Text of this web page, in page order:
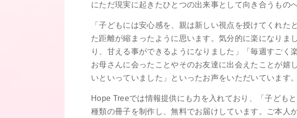
にただ現実に起きたひとつの出来事として向き合うもの
「子どもには安心感を、親は新しい視点を授けてくれた
た距離が縮まったように思います。気分的に楽になりま
り、甘える事ができるようになりました」「毎週すごく
お母さんに会ったことやそのお友達に出会えたことが嬉
いといっていました」といったお声をいただいています。
Hope Treeでは情報提供にも力を入れており、「子ども
種類の冊子を制作し、無料でお届けしています。ご本人